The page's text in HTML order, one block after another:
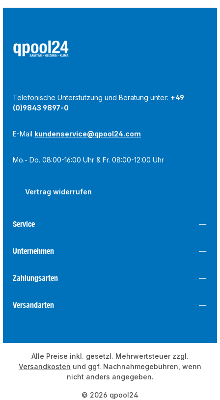
Telefonische Unterstützung und Beratung unter: +49
(0)9843 9897-0
E-Mail kundenservice@qpool24.com
Mo.- Do. 08:00-16:00 Uhr & Fr. 08:00-12:00 Uhr
Vertrag widerrufen
Service
Unternehmen
Zahlungsarten
Versandarten
© 2026 qpool24
Alle Preise inkl. gesetzl. Mehrwertsteuer zzgl.
Versandkosten und ggf. Nachnahmegebühren, wenn
nicht anders angegeben.